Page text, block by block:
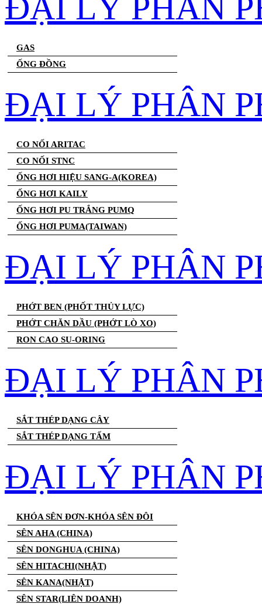
GAS
ỐNG ĐỒNG
ĐẠI LÝ PHÂN
CO NỐI ARITAC
CO NỐI STNC
ỐNG HƠI HIỆU SANG-A(KOREA)
ỐNG HƠI KAILY
ỐNG HƠI PU TRẮNG PUMQ
ỐNG HƠI PUMA(TAIWAN)
ĐẠI LÝ PHÂN
PHỚT BEN (PHỐT THỦY LỰC)
PHỚT CHĂN DẦU (PHỚT LÒ XO)
RON CAO SU-ORING
ĐẠI LÝ PHÂN
SẮT THÉP DẠNG CÂY
SẮT THÉP DẠNG TẤM
ĐẠI LÝ PHÂN
KHÓA SÊN ĐƠN-KHÓA SÊN ĐÔI
SÊN AHA (CHINA)
SÊN DONGHUA (CHINA)
SÊN HITACHI(NHẬT)
SÊN KANA(NHẬT)
SÊN STAR(LIÊN DOANH)